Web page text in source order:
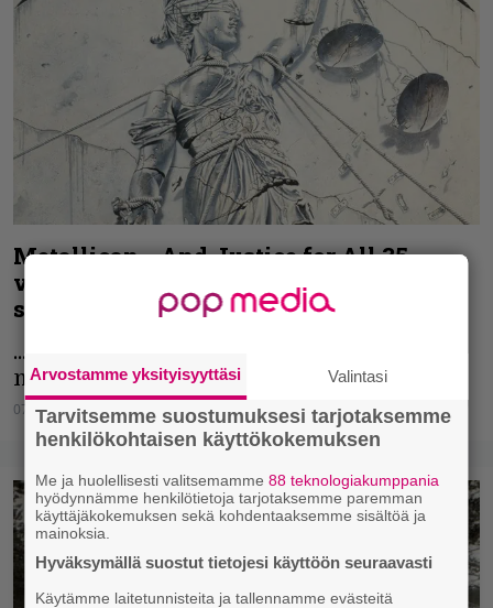
Metallican …And Justice for All 35
vuotta – näin levyn kappaleita on
soitettu vuosien varrella
...And Justice for All näki (bändin
mukaan) päivänvalon 7.9.1988.
07.09.2023 Vesa Siltanen
Arvostamme yksityisyyttäsi Valintasi
Tarvitsemme suostumuksesi tarjotaksemme
henkilökohtaisen käyttökokemuksen
Me ja huolellisesti valitsemamme88 teknologiakumppania
hyödynnämme henkilötietoja tarjotaksemme paremman
käyttäjäkokemuksen sekä kohdentaaksemme sisältöä ja
mainoksia.
Hyväksymällä suostut tietojesi käyttöön seuraavasti
Käytämme laitetunnisteita ja tallennamme evästeitä